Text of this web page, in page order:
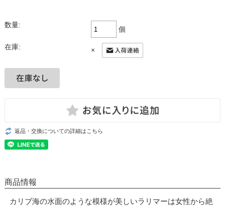
数量:
個
在庫: ×
返品・交換についての詳細はこちら
商品情報
カリブ海の水面のような模様が美しいラリマーは女性から絶